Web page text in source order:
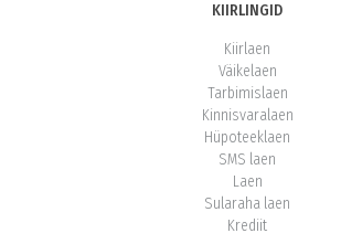
KIIRLINGID
Kiirlaen
Väikelaen
Tarbimislaen
Kinnisvaralaen
Hüpoteeklaen
SMS laen
Laen
Sularaha laen
Krediit